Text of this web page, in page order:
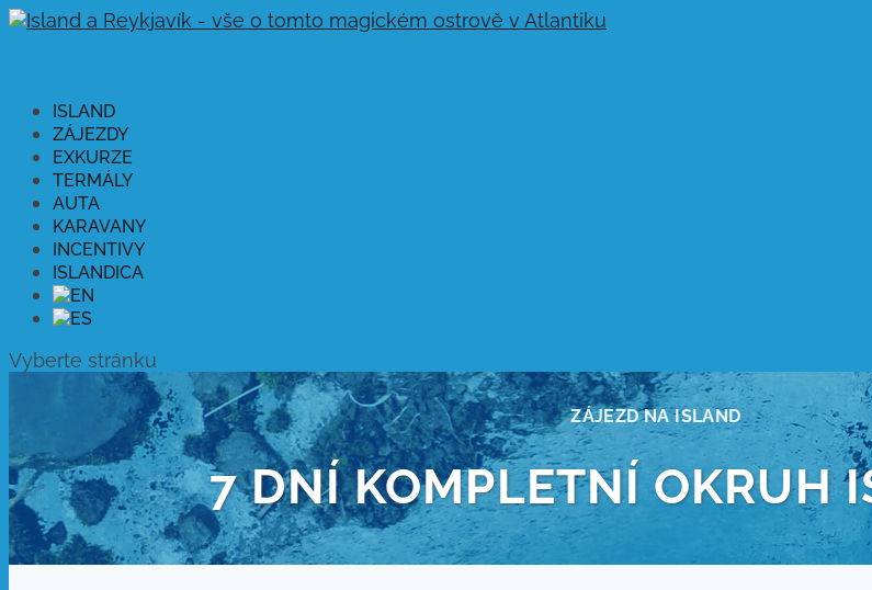
ISLAND
ZÁJEZDY
EXKURZE
TERMÁLY
AUTA
KARAVANY
INCENTIVY
ISLANDICA
Vyberte stránku
ZÁJEZD NA ISLAND
7 DNÍ KOMPLETNÍ OKRUH